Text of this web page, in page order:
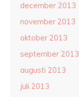
december 2013
november 2013
oktober 2013
september 2013
augusti 2013
juli 2013